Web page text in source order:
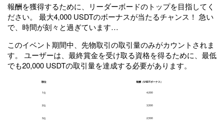
報酬を獲得するために、リーダーボードのトップを目指してく
ださい。 最大4,000 USDTのボーナスが当たるチャンス！ 急い
で、時間が刻々と過ぎています…
このイベント期間中、先物取引の取引量のみがカウントされま
す。 ユーザーは、最終賞金を受け取る資格を得るために、最低
でも20,000 USDTの取引量を達成する必要があります。
順位 報酬（USDTボーナス）
1位 4,000
2位 3,500
3位 2,500